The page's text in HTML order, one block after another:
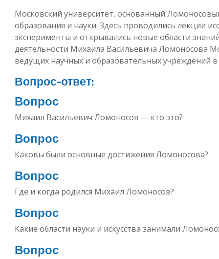
Московский университет, основанный
образования и науки. Здесь проводились лекции
эксперименты и открывались новые области
деятельности Михаила Васильевича Ломоносова
ведущих научных и образовательных учреждений
Вопрос-ответ:
Вопрос
Михаил Васильевич Ломоносов — кто это?
Вопрос
Каковы были основные достижения Ломоносова?
Вопрос
Где и когда родился Михаил Ломоносов?
Вопрос
Какие области науки и искусства занимали
Вопрос